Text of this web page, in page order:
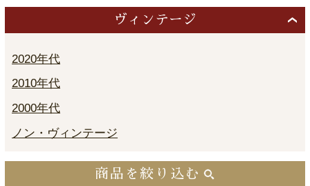
ヴィンテージ
2020年代
2010年代
2000年代
ノン・ヴィンテージ
商品を絞り込む